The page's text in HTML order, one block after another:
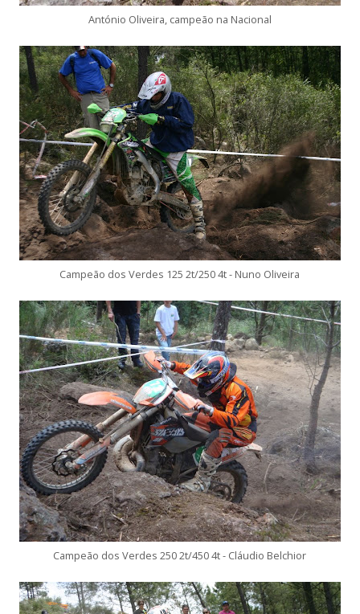
António Oliveira, campeão na Nacional
Campeão dos Verdes 125 2t/250 4t - Nuno Oliveira
Campeão dos Verdes 250 2t/450 4t - Cláudio Belchior